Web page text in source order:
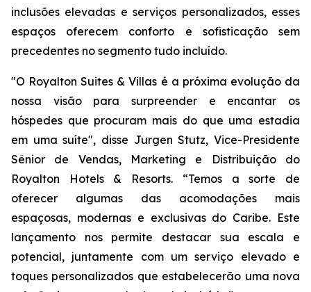
inclusões elevadas e serviços personalizados, esses
espaços oferecem conforto e sofisticação sem
precedentes no segmento tudo incluído.
"O Royalton Suites & Villas é a próxima evolução da
nossa visão para surpreender e encantar os
hóspedes que procuram mais do que uma estadia
em uma suíte", disse Jurgen Stutz, Vice-Presidente
Sênior de Vendas, Marketing e Distribuição do
Royalton Hotels & Resorts. “Temos a sorte de
oferecer algumas das acomodações mais
espaçosas, modernas e exclusivas do Caribe. Este
lançamento nos permite destacar sua escala e
potencial, juntamente com um serviço elevado e
toques personalizados que estabelecerão uma nova